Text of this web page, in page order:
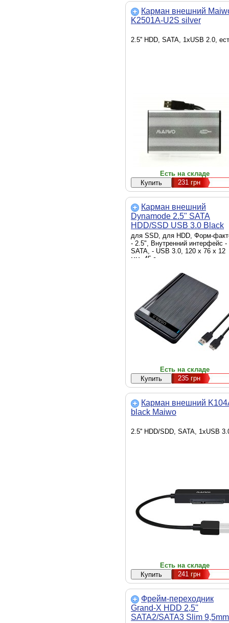
Карман внешний
K2501A-U2S silver
2.5'' HDD, SATA, 1xUSB 2.0,
Есть на складе
231грн
Карман внешний
Dynamode 2.5" SATA
HDD/SSD USB 3.0 Black
(DM-CAD-25317)
для SSD, для HDD, Форм-
- 2.5", Внутренний интерфейс -
SATA, - USB 3.0, 120 х 76 х 12
мм, 45 г
Есть на складе
235грн
Карман внешний
black Maiwo
2.5'' HDD/SDD, SATA, 1xUSB
Есть на складе
241грн
Фрейм-переходник
Grand-X HDD 2,5''
SATA2/SATA3 Slim 9,5mm